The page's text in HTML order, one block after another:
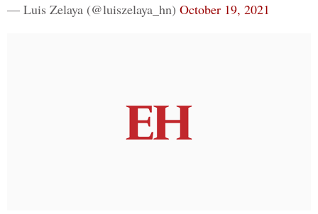
— Luis Zelaya (@luiszelaya_hn) October 19, 2021